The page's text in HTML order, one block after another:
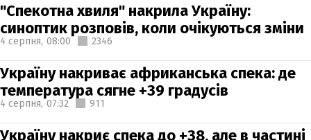
"Спекотна хвиля" накрила Україну:
синоптик розповів, коли очікуються зміни
4 серпня, 08:00 2346
Україну накриває африканська спека: де
температура сягне +39 градусів
4 серпня, 07:32 911
Україну накриє спека до +38, але в частині